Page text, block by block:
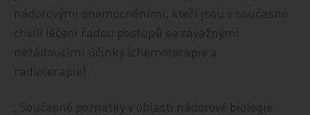
nádorovými onemocněními, kteří jsou v současné
chvíli léčeni řadou postupů se závažnými
nežádoucími účinky (chemoterapie a
radioterapie).
„Současné poznatky v oblasti nádorové biologie